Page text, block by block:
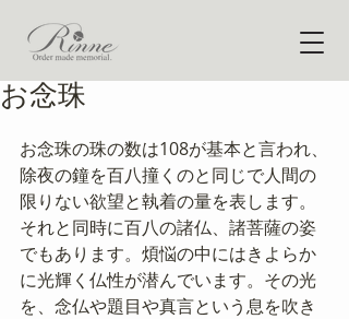
お念珠
お念珠の珠の数は108が基本と言われ、
除夜の鐘を百八撞くのと同じで人間の
限りない欲望と執着の量を表します。
それと同時に百八の諸仏、諸菩薩の姿
でもあります。煩悩の中にはきよらか
に光輝く仏性が潜んでいます。その光
を、念仏や題目や真言という息を吹き